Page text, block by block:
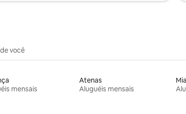
você
mensais
Atenas
Aluguéis mensais